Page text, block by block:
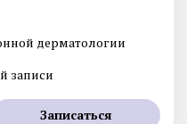
дерматологии
записи
Записаться